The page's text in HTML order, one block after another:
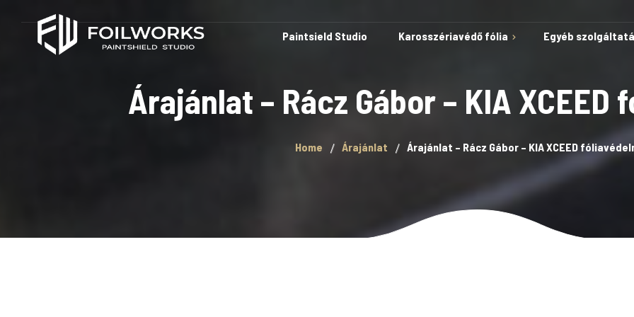
Paintsield Studio Karosszériavédő fólia
horzsolások ellen
Egyéb
Árajánlat – Rácz Gábor – KIA
Home Árajánlat Árajánlat – Rácz Gábor – KIA XCEED